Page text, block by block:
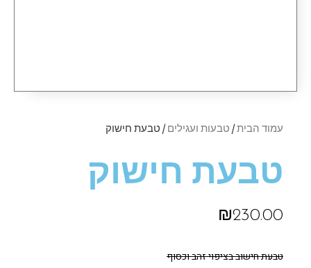
עמוד הבית/ טבעות ועגילים/ טבעת חישוק
טבעת חישוק
₪230.00
טבעת חישוב בציפוי זהב וכסוף